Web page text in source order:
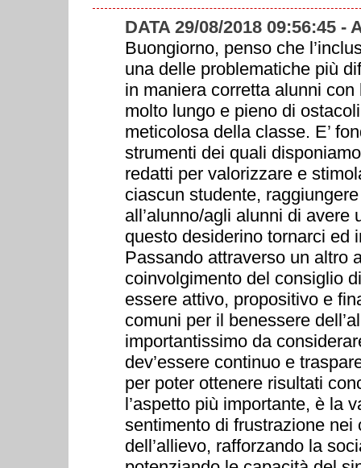
DATA 29/08/2018 09:56:45 -
Buongiorno, penso che
una delle problematiche più
in maniera corretta alunni
molto lungo e pieno di
meticolosa della classe. E’
strumenti dei quali
redatti per valorizzare e
ciascun studente,
all’alunno/agli alunni di avere
questo desiderino tornarci ed
Passando attraverso un altro
coinvolgimento del consiglio
essere attivo, propositivo e
comuni per il benessere
importantissimo da
dev’essere continuo e
per poter ottenere risultati
l’aspetto più importante, è la
sentimento di frustrazione
dell’allievo, rafforzando la